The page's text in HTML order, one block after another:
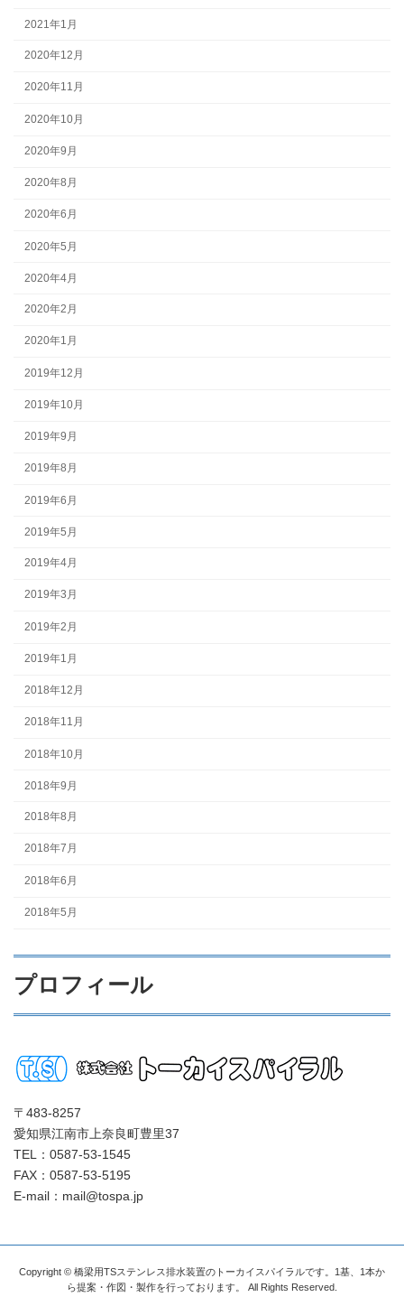
2021年1月
2020年12月
2020年11月
2020年10月
2020年9月
2020年8月
2020年6月
2020年5月
2020年4月
2020年2月
2020年1月
2019年12月
2019年10月
2019年9月
2019年8月
2019年6月
2019年5月
2019年4月
2019年3月
2019年2月
2019年1月
2018年12月
2018年11月
2018年10月
2018年9月
2018年8月
2018年7月
2018年6月
2018年5月
プロフィール
〒483-8257
愛知県江南市上奈良町豊里37
TEL：0587-53-1545
FAX：0587-53-5195
E-mail：mail@tospa.jp
Copyright © 橋梁用TSステンレス排水装置のトーカイスパイラルです。1基、1本か
ら提案・作図・製作を行っております。 All Rights Reserved.